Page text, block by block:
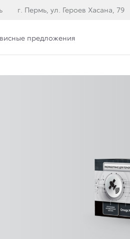
г. Пермь, ул. Героев Хасана, 79
предложения